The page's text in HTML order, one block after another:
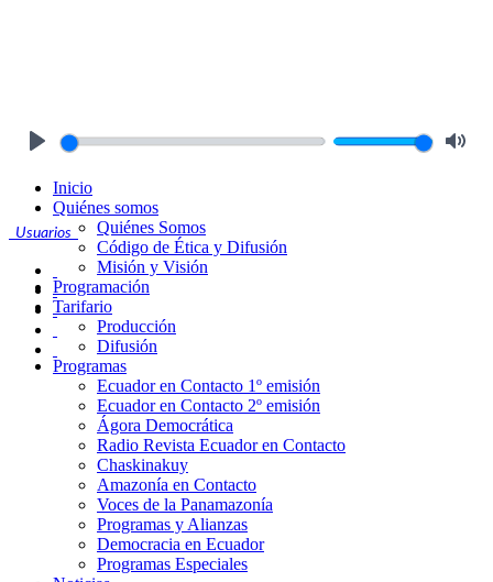
Usuarios
Inicio
Quiénes somos
Quiénes Somos
Código de Ética y Difusión
Misión y Visión
Programación
Tarifario
Producción
Difusión
Programas
Ecuador en Contacto 1º emisión
Ecuador en Contacto 2º emisión
Ágora Democrática
Radio Revista Ecuador en Contacto
Chaskinakuy
Amazonía en Contacto
Voces de la Panamazonía
Programas y Alianzas
Democracia en Ecuador
Programas Especiales